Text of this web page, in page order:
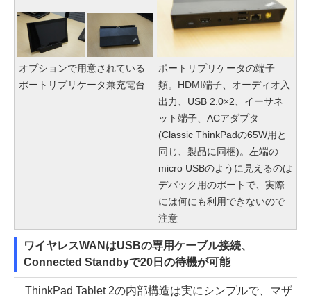
オプションで用意されている
ポートリプリケータ兼充電台
ポートリプリケータの端子
類。HDMI端子、オーディオ入
出力、USB 2.0×2、イーサネ
ット端子、ACアダプタ
(Classic ThinkPadの65W用と
同じ、製品に同梱)。左端の
micro USBのように見えるのは
デバック用のポートで、実際
には何にも利用できないので
注意
ワイヤレスWANはUSBの専用ケーブル接続、
Connected Standbyで20日の待機が可能
ThinkPad Tablet 2の内部構造は実にシンプルで、マザ